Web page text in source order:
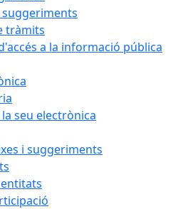
suggeriments
tràmits
a la informació pública
seu electrònica
i suggeriments